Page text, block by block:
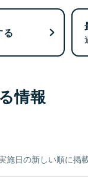
る
情報
日の新しい順に掲